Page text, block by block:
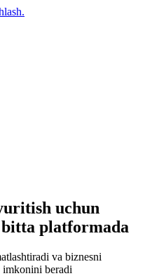
uchun
platformada
va biznesni
beradi